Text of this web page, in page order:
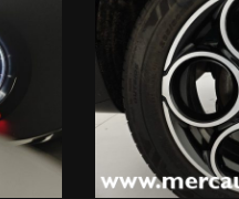
di accertare disponibilità
del veicolo, MERCAUTO
certificato originale se
di integrare al costo di